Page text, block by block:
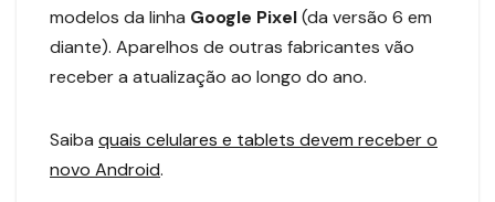
modelos da linha Google Pixel(da versão 6 em
diante). Aparelhos de outras fabricantes vão
receber a atualização ao longo do ano.
Saiba quais celulares e tablets devem receber o
novo Android.